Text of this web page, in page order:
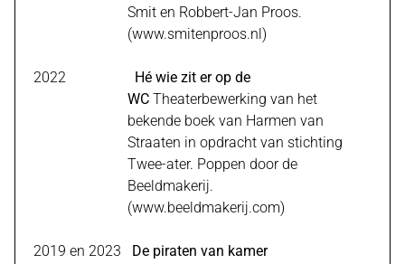
Smit en Robbert-Jan Proos.
(www.smitenproos.nl)
2022 Hé wie zit er op de
WC Theaterbewerking van het
bekende boek van Harmen van
Straaten in opdracht van stichting
Twee-ater. Poppen door de
Beeldmakerij.
(www.beeldmakerij.com)
2019 en 2023 De piraten van kamer